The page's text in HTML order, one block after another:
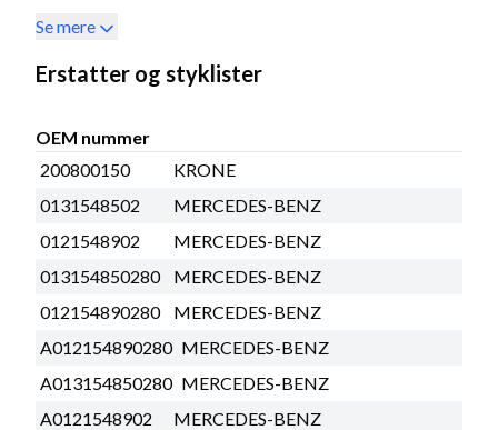
Se mere
Erstatter og styklister
OEM nummer
200800150
KRONE
0131548502
MERCEDES-BENZ
0121548902
MERCEDES-BENZ
013154850280
MERCEDES-BENZ
012154890280
MERCEDES-BENZ
A012154890280 MERCEDES-BENZ
A013154850280 MERCEDES-BENZ
A0121548902
MERCEDES-BENZ